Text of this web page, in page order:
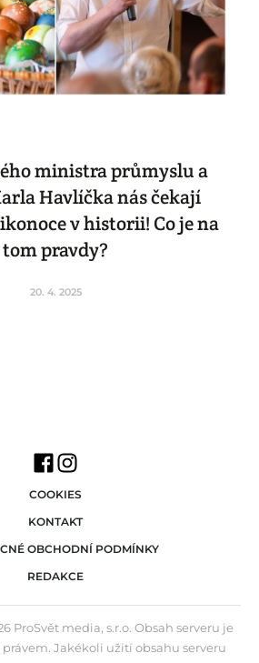
ministra průmyslu a
Havlíčka nás čekají
v historii! Co je na
tom pravdy?
20. 4. 2025
COOKIES
KONTAKT
OBCHODNÍ PODMÍNKY
REDAKCE
ProSvět media, s.r.o. Obsah serveru je
Jakékoli užití obsahu serveru